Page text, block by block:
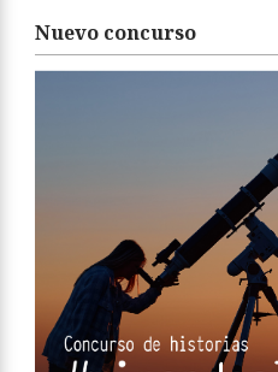
Nuevo concurso